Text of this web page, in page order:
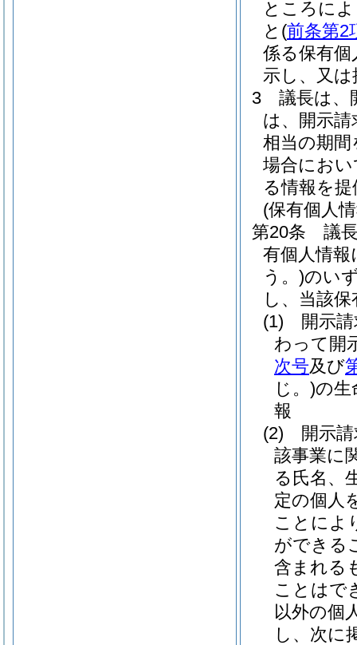
ところに
と (前条第2
係る保有
示し、又
3
議長は、
は、開示
相当の期
場合にお
る情報を
(保有個人
第20条
議
有個人情報
う。)のい
し、当該
(1)
開示
わって開
次号及び
じ。)の生
報
(2)
開示
該事業に
る氏名、
定の個人
ことによ
ができる
含まれる
ことはで
以外の個
し、次に